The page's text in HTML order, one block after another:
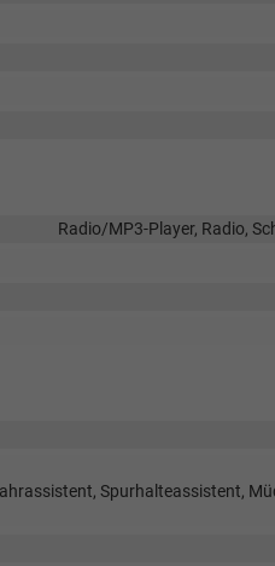
Radio/MP3-Player, Radio,
Spurhalteassistent,